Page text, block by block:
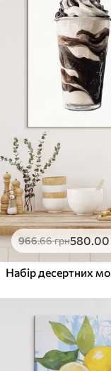
966.66грн580.00
Набір десертних